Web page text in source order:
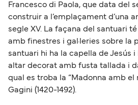
Francesco di Paola, que data del
construir a l’emplaçament d’una
segle XV. La façana del santuari
amb finestres i gal·leries sobre la
santuari hi ha la capella de Jesús i
altar decorat amb fusta tallada i
qual es troba la “Madonna amb el
Gagini (1420-1492).